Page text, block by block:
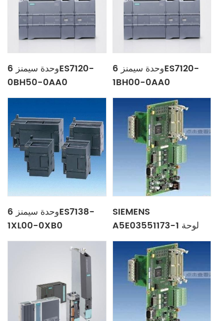
وحدة سيمنز 6ES7120-
0BH50-0AA0
وحدة سيمنز 6ES7120-
1BH00-0AA0
وحدة سيمنز 6ES7138-
1XL00-0XB0
SIEMENS
A5E03551173-1 لوحة
رئيسية